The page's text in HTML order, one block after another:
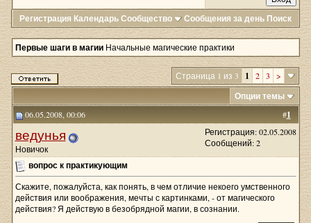
Регистрация КалендарьСообщество Сообщения за день Поиск
Первые шаги в магии Начальные магические практики
Страница 1 из 3 1 2 3 >
Опции темы
#1
06.05.2008, 00:06
ведунья
Новичок
Регистрация: 02.05.2008
Сообщений: 2
вопрос к практикующим
Скажите, пожалуйста, как понять, в чем отличие некоего умственного
действия или воображения, мечты с картинками, - от магического
действия? Я действую в безобрядной магии, в сознании.